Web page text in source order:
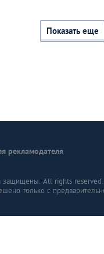
Показать еще
рекламодателя
защищены. All rights reserved.
только с